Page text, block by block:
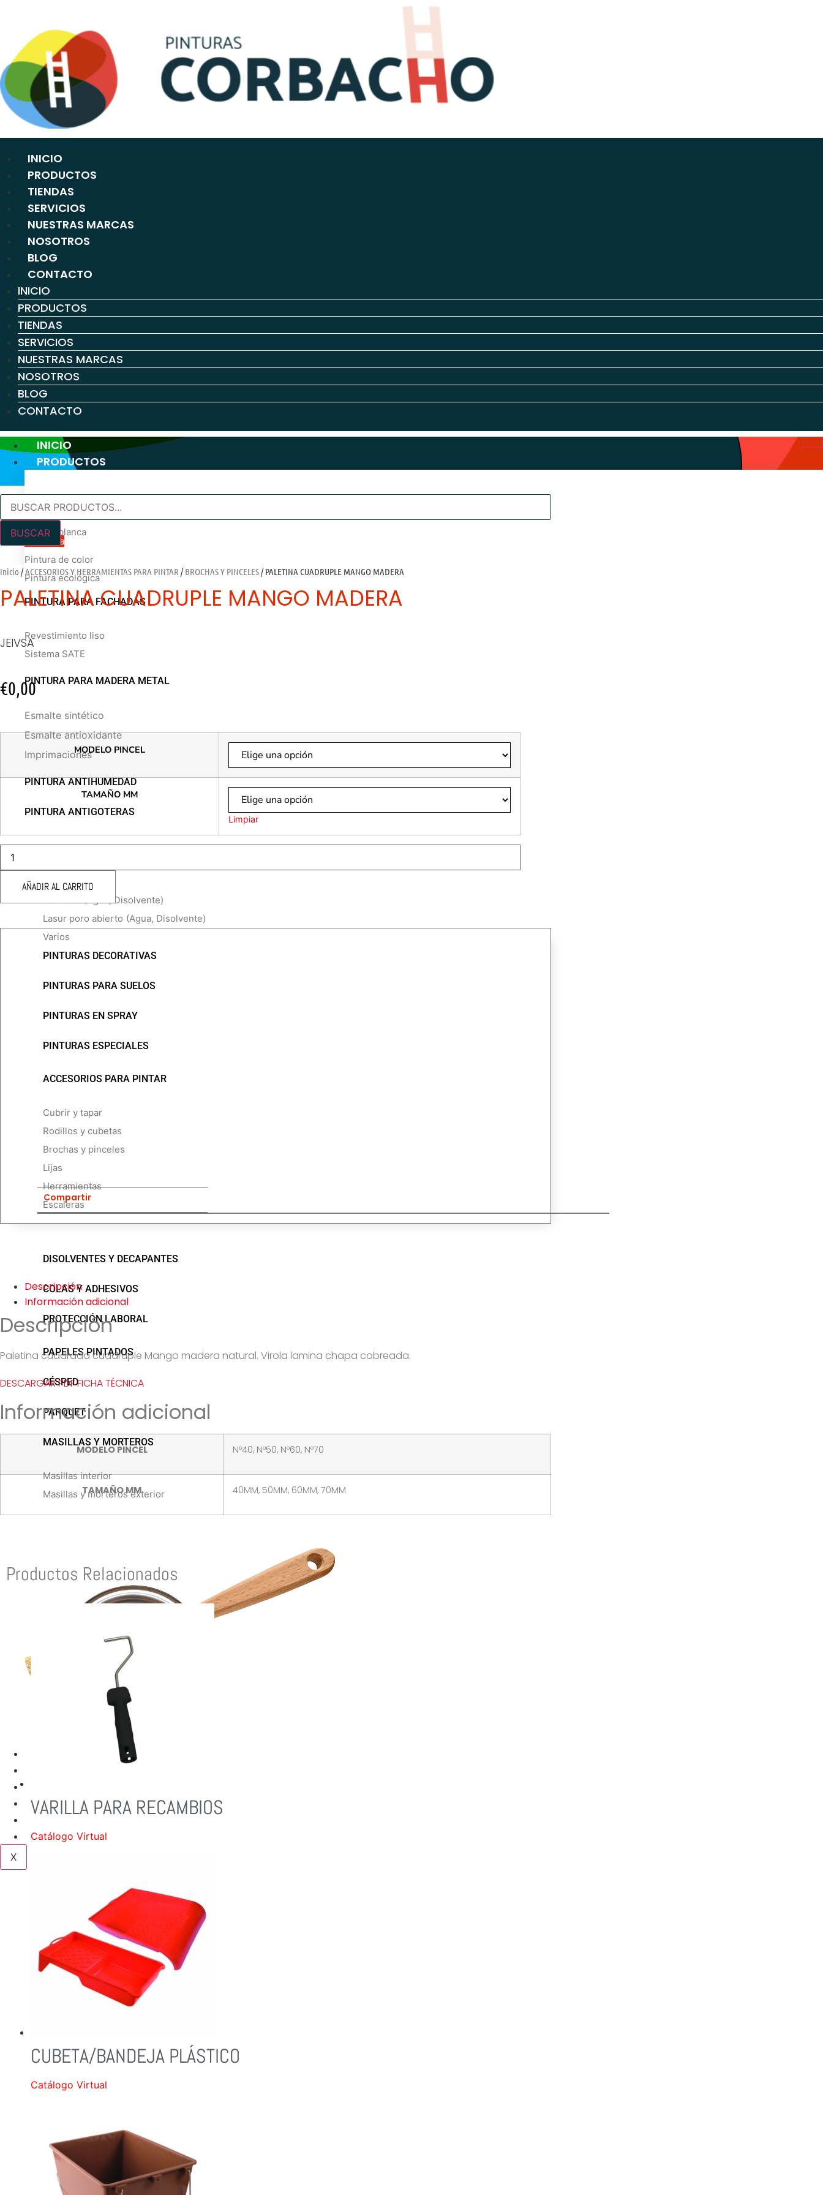
contenido
INICIO
PRODUCTOS
TIENDAS
SERVICIOS
NUESTRAS MARCAS
NOSOTROS
BLOG
CONTACTO
INICIO
PRODUCTOS
TIENDAS
SERVICIOS
NUESTRAS MARCAS
NOSOTROS
BLOG
CONTACTO
INICIO
PRODUCTOS
PINTURA PARA PAREDES Y TECHOS
Pintura blanca
En oferta
Pintura de color
Pintura ecológica
PINTURA PARA FACHADAS
Revestimiento liso
Sistema SATE
PINTURA PARA MADERA METAL
Esmalte sintético
Esmalte antioxidante
Imprimaciones
PINTURA ANTIHUMEDAD
PINTURA ANTIGOTERAS
Barnices (Agua, Disolvente)
Lasur poro abierto (Agua, Disolvente)
Varios
PINTURAS DECORATIVAS
PINTURAS PARA SUELOS
PINTURAS EN SPRAY
PINTURAS ESPECIALES
ACCESORIOS PARA PINTAR
Cubrir y tapar
Rodillos y cubetas
Brochas y pinceles
Lijas
Herramientas
Escaleras
DISOLVENTES Y DECAPANTES
COLAS Y ADHESIVOS
PROTECCIÓN LABORAL
PAPELES PINTADOS
CÉSPED
PARQUET
MASILLAS Y MORTEROS
Masillas interior
Masillas y morteros exterior
NOSOTROS
CONTACTO
X
Búsqueda
productos
BUSCAR
Inicio /ACCESORIOS Y HERRAMIENTAS PARA PINTAR /BROCHAS Y PINCELES/ PALETINA CUADRUPLE MANGO MADERA
PALETINA CUADRUPLE MANGO MADERA
JEIVSA
€0,00
MODELO PINCEL
TAMAÑO MM
Limpiar
PALETINA
CUADRUPLE
MANGO
MADERA
cantidadAÑADIR AL CARRITO
Compartir
Descripción
Información adicional
Descripción
Paletina cuadrada cuadruple Mango madera natural. Virola lamina chapa cobreada.
DESCARGAR PDF FICHA TÉCNICA
Información adicional
MODELO PINCEL Nº40, Nº50, Nº60, Nº70
TAMAÑO MM 40MM, 50MM, 60MM, 70MM
Productos Relacionados
VARILLA PARA RECAMBIOS
Catálogo Virtual
CUBETA/BANDEJA PLÁSTICO
Catálogo Virtual